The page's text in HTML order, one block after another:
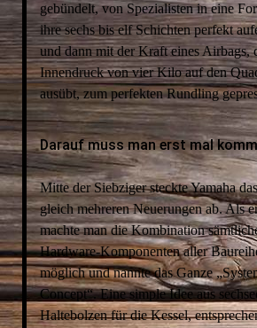
gebündelt, von Spezialisten in eine
ihre sechs bis elf Schichten perfekt
und dann mit der Kraft eines Airbags,
Innendruck von vier Kilo auf den
ausübt, zum perfekten Rundling
Darauf muss man erst mal
Mitte der Siebziger steckte Yamaha
gleich mehreren Neuerungen ab. Als
machte man die Kombination
Hardware-Komponenten aller
möglich und nannte das Ganze
Concept“. Eine simple Idee aus
Haltebolzen für die Kessel,